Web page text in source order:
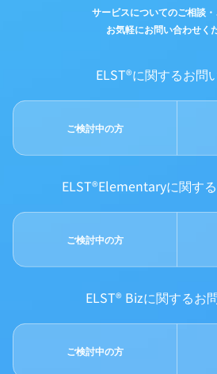
サービスについてのご相談
お気軽にお問い合わせく
ELST®に関するお問
ご検討中の方
ELST®Elementaryに関す
ご検討中の方
ELST® Bizに関するお
ご検討中の方